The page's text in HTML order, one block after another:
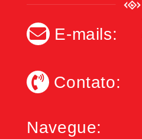
E-mails:
Contato:
Navegue: